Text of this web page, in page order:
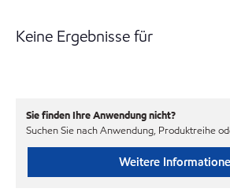
Keine Ergebnisse für
Sie finden Ihre Anwendung nicht?
Suchen Sie nach Anwendung, Produktreihe
Weitere